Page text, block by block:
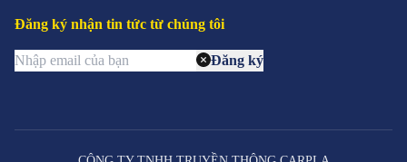
Đăng ký nhận tin tức từ chúng tôi
Đăng ký